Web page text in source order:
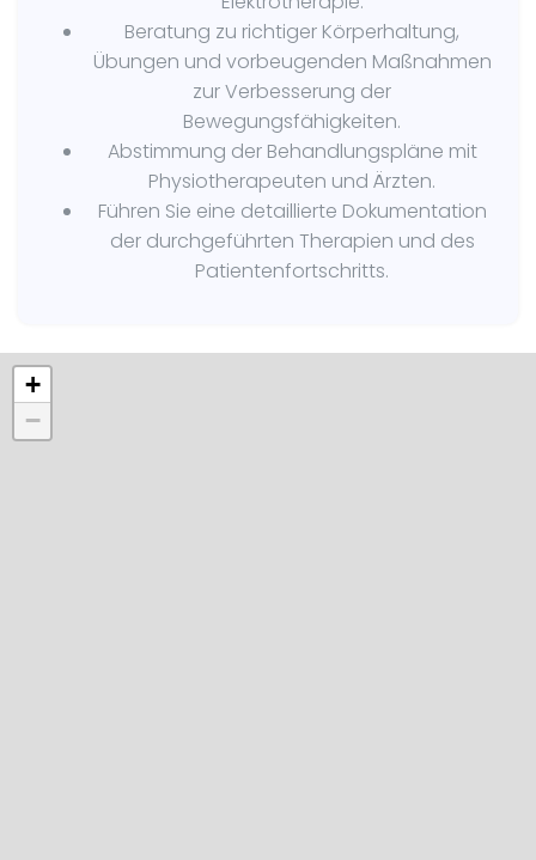
Beratung zu richtiger Körperhaltung,
Übungen und vorbeugenden Maßnahmen
zur Verbesserung der
Bewegungsfähigkeiten.
Abstimmung der Behandlungspläne mit
Physiotherapeuten und Ärzten.
Führen Sie eine detaillierte Dokumentation
der durchgeführten Therapien und des
Patientenfortschritts.
+
−